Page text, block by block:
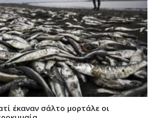
έκαναν σάλτο μορτάλε οι